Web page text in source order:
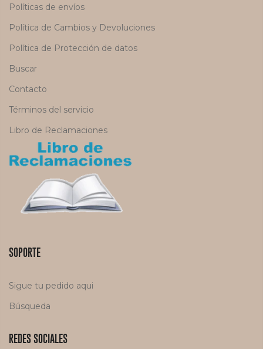
Políticas de envíos
Política de Cambios y Devoluciones
Política de Protección de datos
Buscar
Contacto
Términos del servicio
Libro de Reclamaciones
SOPORTE
Sigue tu pedido aqui
Búsqueda
REDES SOCIALES